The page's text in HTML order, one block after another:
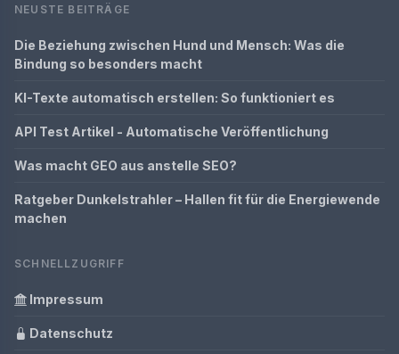
NEUSTE BEITRÄGE
Die Beziehung zwischen Hund und Mensch: Was die
Bindung so besonders macht
KI-Texte automatisch erstellen: So funktioniert es
API Test Artikel - Automatische Veröffentlichung
Was macht GEO aus anstelle SEO?
Ratgeber Dunkelstrahler – Hallen fit für die Energiewende
machen
SCHNELLZUGRIFF
Impressum
Datenschutz